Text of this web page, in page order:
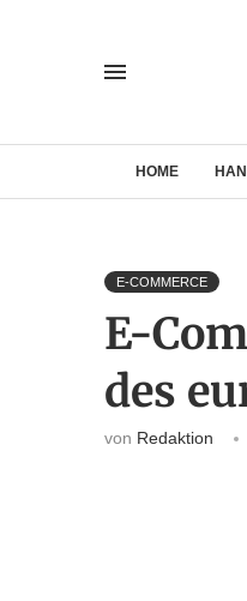
HOME
E-COMMERCE
E-
des
von Redaktion